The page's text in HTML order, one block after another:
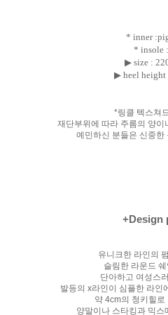
* inner
* insole
▶ size :
▶ heel height
*링클 텍스쳐
재단부위에 따라 주름의 양이
예민하신 분들은 신중한
+Design
유니크한 라인의
슬림한 라운드
단아하고 여성스
발등의 x라인이 심플한 라인
약 4cm의 청키힐로
양말이나 스타킹과 믹스